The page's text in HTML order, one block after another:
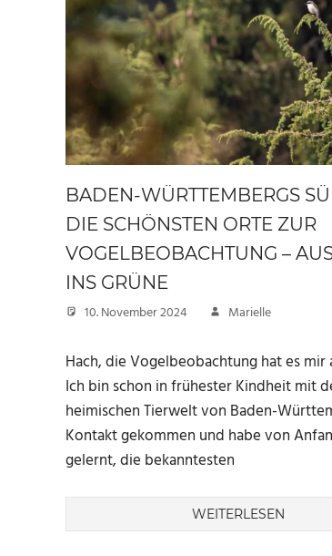
BADEN-WÜRTTEMBERGS
DIE SCHÖNSTEN ORTE ZUR
VOGELBEOBACHTUNG –
INS GRÜNE
10. November 2024 Marielle
Hach, die Vogelbeobachtung hat es
Ich bin schon in frühester Kindheit mit
heimischen Tierwelt von Baden-
Kontakt gekommen und habe von
gelernt, die bekanntesten
WEITERLESEN